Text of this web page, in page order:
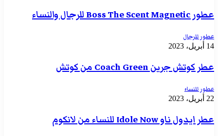
عطور Boss The Scent Magnetic للرجال والنساء
عطور للرجال
14 أبريل، 2023
عطر كوتش جرين Coach Green من كوتش
عطور للنساء
22 أبريل، 2023
عطر ايدول ناو Idole Now للنساء من لانكوم